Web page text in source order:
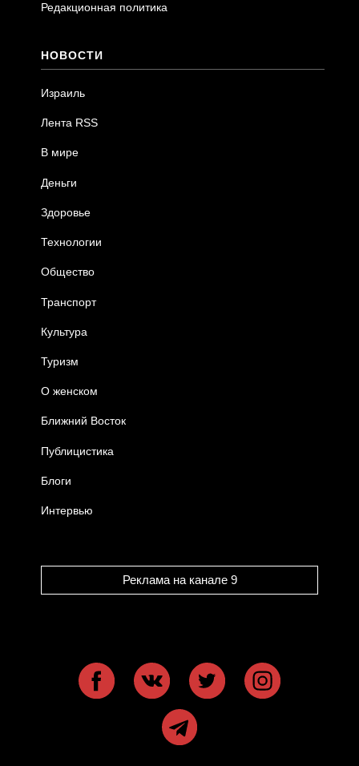
Редакционная политика
НОВОСТИ
Израиль
Лента RSS
В мире
Деньги
Здоровье
Технологии
Общество
Транспорт
Культура
Туризм
О женском
Ближний Восток
Публицистика
Блоги
Интервью
Реклама на канале 9